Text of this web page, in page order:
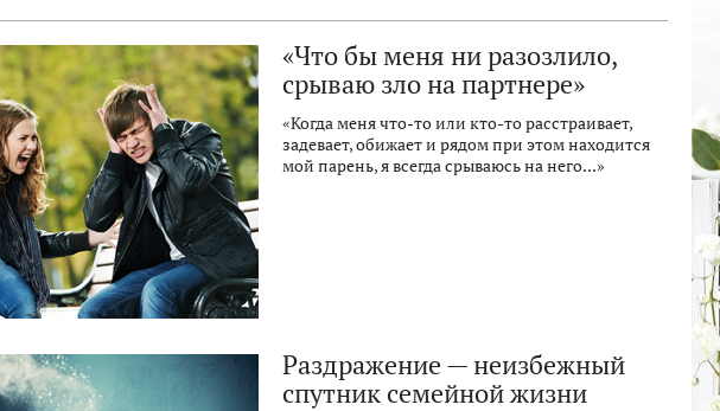
«Что бы меня ни разозлило,
срываю зло на партнере»
«Когда меня что-то или кто-то расстраивает,
задевает, обижает и рядом при этом находится
мой парень, я всегда срываюсь на него...»
Раздражение — неизбежный
спутник семейной жизни